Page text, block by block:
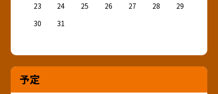
23
24 25 26 27 28
29
30
31
予定